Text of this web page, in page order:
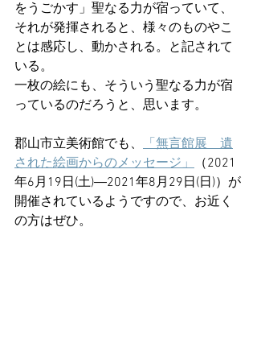
をうごかす」聖なる力が宿っていて、
それが発揮されると、様々のものやこ
とは感応し、動かされる。と記されて
いる。
一枚の絵にも、そういう聖なる力が宿
っているのだろうと、思います。
郡山市立美術館でも、 「無言館展　遺
された絵画からのメッセージ」 （2021
年6月19日(土)―2021年8月29日(日)）が
開催されているようですので、お近く
の方はぜひ。